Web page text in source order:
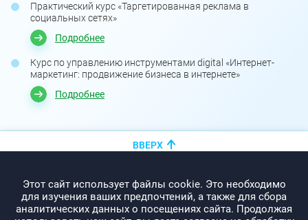
Практический курс «Таргетированная реклама в
социальных сетях»
Подробнее
Курс по управлению инструментами digital «Интернет-
маркетинг: продвижение бизнеса в интернете»
Подробнее
Этот сайт использует файлы cookie. Это необходимо
для изучения ваших предпочтений, а также для сбора
аналитических данных о посещениях сайта. Продолжая
ВВЕРХ
info@promo-webcom.by